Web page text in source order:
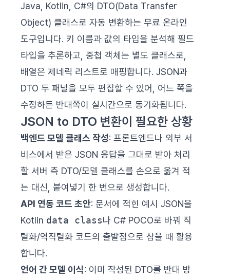
Java, Kotlin, C#의 DTO(Data Transfer
Object) 클래스로 자동 변환하는 무료 온라인
도구입니다. 키 이름과 값의 타입을 분석해 필드
타입을 추론하고, 중첩 객체는 별도 클래스로,
배열은 제네릭 리스트로 매핑합니다. JSON과
DTO 두 패널을 모두 편집할 수 있어, 어느 쪽을
수정하든 반대쪽이 실시간으로 동기화됩니다.
JSON to DTO 변환이 필요한 상황
백엔드 모델 클래스 작성: 프론트엔드나 외부 서
비스에서 받은 JSON 응답을 그대로 받아 처리
할 서버 측 DTO/모델 클래스를 손으로 옮겨 적
는 대신, 붙여넣기 한 번으로 생성합니다.
API 연동 코드 초안: 문서에 적힌 예시 JSON을
Kotlin data class나 C# POCO로 바꿔 직
렬화/역직렬화 코드의 출발점으로 삼을 때 활용
합니다.
언어 간 모델 이식: 이미 작성된 DTO를 반대 방